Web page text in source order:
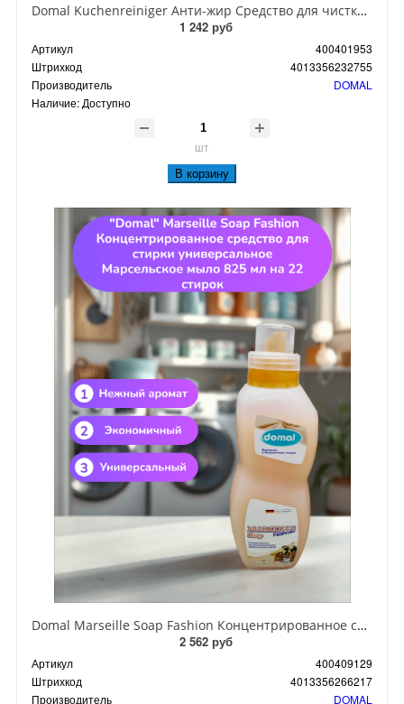
Domal Kuchenreiniger Анти-жир Средство для чистки кухонных поверхностей и предметов с активным растворителем жира 500 мл с распылителем
1 242 руб
Артикул
400401953
Штрихкод
4013356232755
Производитель
DOMAL
Наличие: Доступно
шт
В корзину
Domal Marseille Soap Fashion Концентрированное средство для стирки универсальное Марсельское мыло 825 мл на 22 стирок
2 562 руб
Артикул
400409129
Штрихкод
4013356266217
Производитель
DOMAL